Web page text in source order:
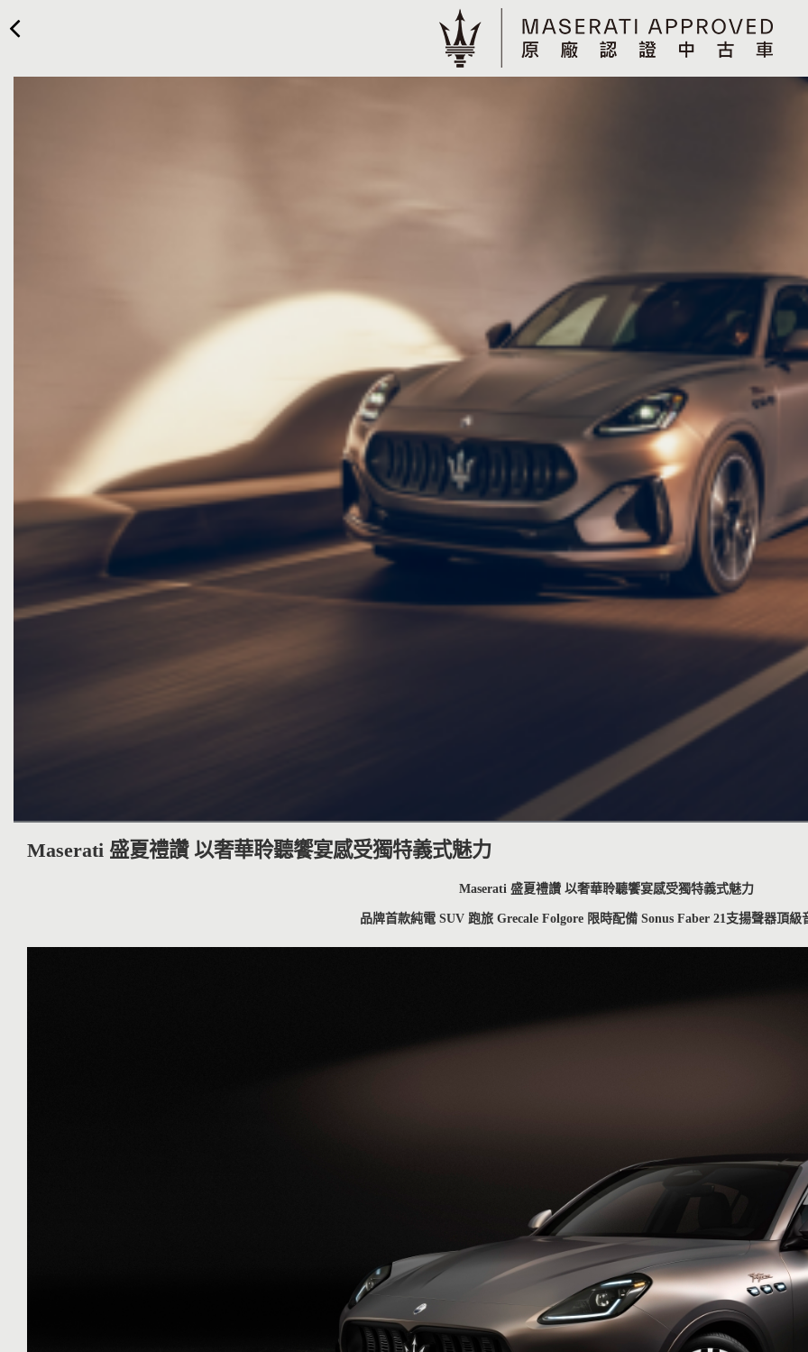
Maserati 盛夏禮讚 以奢華聆聽饗宴感受獨特義式魅力
Maserati 盛夏禮讚 以奢華聆聽饗宴感受獨特義式魅力
品牌首款純電 SUV 跑旅 Grecale Folgore 限時配備 Sonus Faber 21 支揚聲器頂級